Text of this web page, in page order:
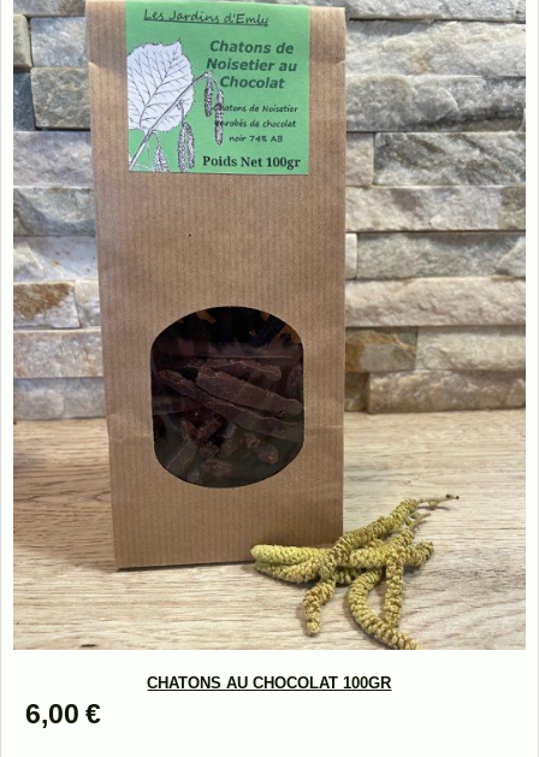
CHATONS AU CHOCOLAT 100GR
6,00 €